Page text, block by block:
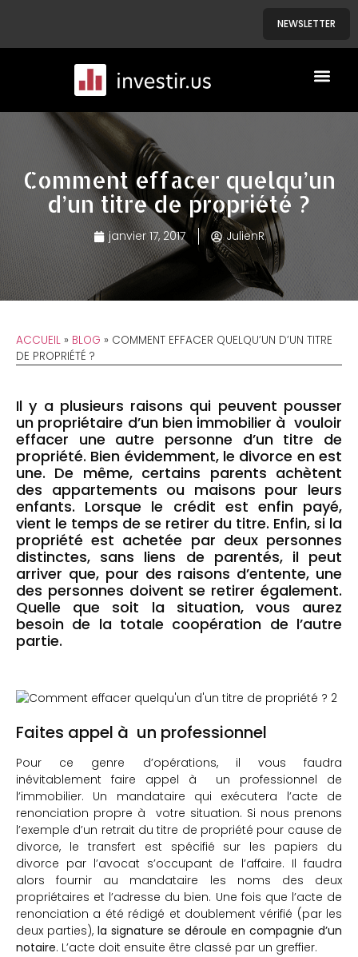
NEWSLETTER
Comment effacer quelqu’un
d’un titre de propriété ?
janvier 17, 2017 JulienR
ACCUEIL » BLOG » COMMENT EFFACER QUELQU’UN D’UN TITRE
DE PROPRIÉTÉ ?
Il y a plusieurs raisons qui peuvent pousser
un propriétaire d’un bien immobilier à vouloir
effacer une autre personne d’un titre de
propriété. Bien évidemment, le divorce en est
une. De même, certains parents achètent
des appartements ou maisons pour leurs
enfants. Lorsque le crédit est enfin payé,
vient le temps de se retirer du titre. Enfin, si la
propriété est achetée par deux personnes
distinctes, sans liens de parentés, il peut
arriver que, pour des raisons d’entente, une
des personnes doivent se retirer également.
Quelle que soit la situation, vous aurez
besoin de la totale coopération de l’autre
partie.
Faites appel à un professionnel
Pour ce genre d’opérations, il vous faudra
inévitablement faire appel à un professionnel de
l’immobilier. Un mandataire qui exécutera l’acte de
renonciation propre à votre situation. Si nous prenons
l’exemple d’un retrait du titre de propriété pour cause de
divorce, le transfert est spécifié sur les papiers du
divorce par l’avocat s’occupant de l’affaire. Il faudra
alors fournir au mandataire les noms des deux
propriétaires et l’adresse du bien. Une fois que l’acte de
renonciation a été rédigé et doublement vérifié (par les
deux parties), la signature se déroule en compagnie d’un
notaire. L’acte doit ensuite être classé par un greffier.